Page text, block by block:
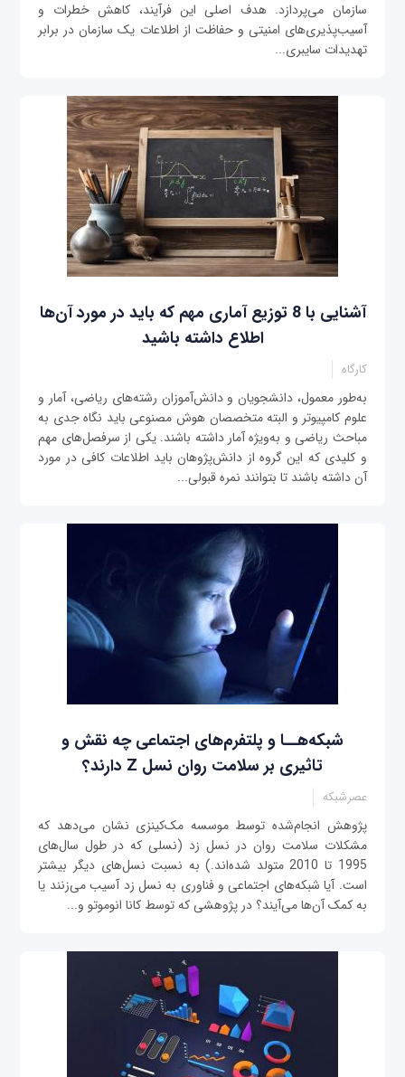
سازمان می‌پردازد. هدف اصلی این فرآیند، کاهش خطرات و
آسیب‌پذیری‌های امنیتی و حفاظت از اطلاعات یک سازمان در برابر
تهدیدات سایبری...
آشنایی با 8 توزیع آماری مهم که باید در مورد آن‌ها
اطلاع داشته باشید
کارگاه
به‌طور معمول، دانشجویان و دانش‌آموزان رشته‌های ریاضی، آمار و
علوم کامپیوتر و البته متخصصان هوش مصنوعی باید نگاه جدی به
مباحث ریاضی و به‌ویژه آمار داشته باشند. یکی از سرفصل‌های مهم
و کلیدی که این گروه از دانش‌پژوهان باید اطلاعات کافی در مورد
آن داشته باشند تا بتوانند نمره قبولی...
شبکه‌هــا و پلتفرم‌های اجتماعی چه نقش و
تاثیری بر سلامت روان نسل Z دارند؟
عصرشبکه
پژوهش انجام‌شده توسط موسسه مک‌کینزی نشان می‌دهد که
مشکلات سلامت روان در نسل زد (نسلی که در طول سال‌های
1995 تا 2010 متولد شده‌اند.) به نسبت نسل‌های دیگر بیشتر
است. آیا شبکه‌‌های اجتماعی و فناوری به نسل زد آسیب می‌‌زنند یا
به کمک آن‌ها می‌آیند؟ در پژوهشی که توسط کانا انوموتو و...